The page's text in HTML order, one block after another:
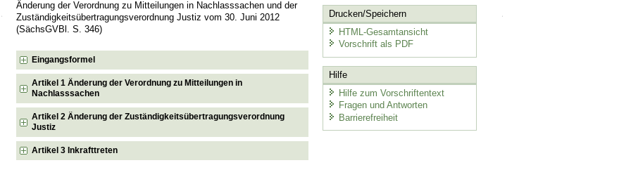
Änderung der Verordnung zu Mitteilungen in Nachlasssachen und der
Zuständigkeitsübertragungsverordnung Justiz vom 30. Juni 2012
(SächsGVBl. S. 346)
Eingangsformel
Artikel 1 Änderung der Verordnung zu Mitteilungen in
Nachlasssachen
Artikel 2 Änderung der Zuständigkeitsübertragungsverordnung
Justiz
Artikel 3 Inkrafttreten
Drucken/Speichern
HTML-Gesamtansicht
Vorschrift als PDF
Hilfe
Hilfe zum Vorschriftentext
Fragen und Antworten
Barrierefreiheit